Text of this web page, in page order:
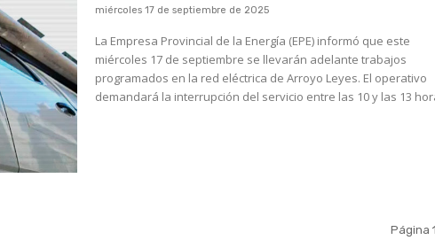
miércoles 17 de septiembre de 2025
La Empresa Provincial de la Energía (EPE) informó que este
miércoles 17 de septiembre se llevarán adelante trabajos
programados en la red eléctrica de Arroyo Leyes. El operativo
demandará la interrupción del servicio entre las 10 y las 13
Página